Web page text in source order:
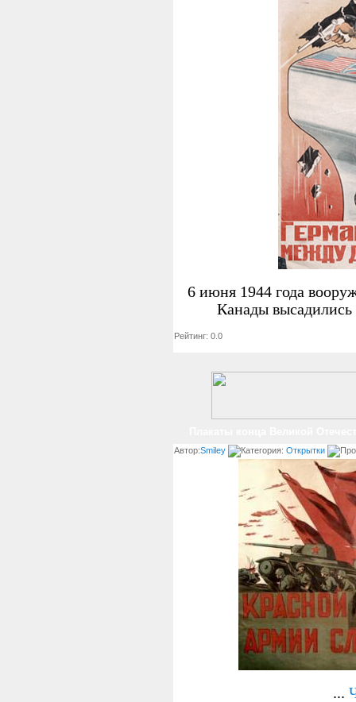
6 июня 1944 года
Канады
Рейтинг: 0.0
Автор:Smiley Категория: Открытки
...